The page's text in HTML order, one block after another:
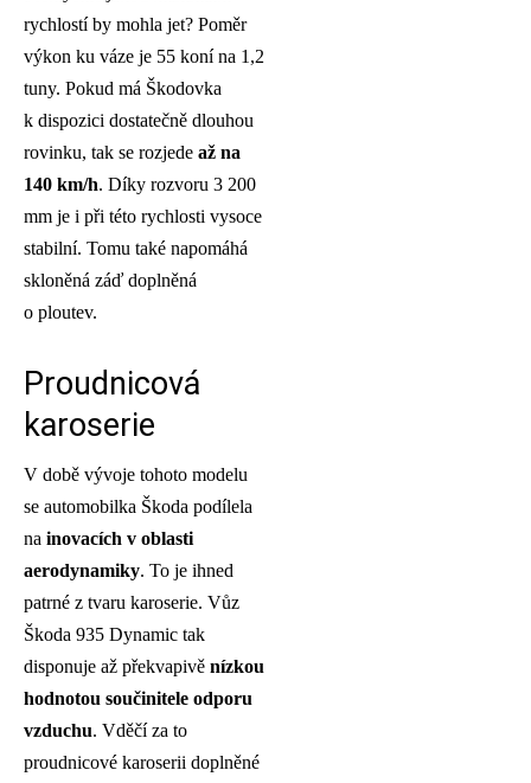
rychlostí by mohla jet? Poměr
výkon ku váze je 55 koní na 1,2
tuny. Pokud má Škodovka
k dispozici dostatečně dlouhou
rovinku, tak se rozjede až na
140 km/h. Díky rozvoru 3 200
mm je i při této rychlosti vysoce
stabilní. Tomu také napomáhá
skloněná záď doplněná
o ploutev.
Proudnicová
karoserie
V době vývoje tohoto modelu
se automobilka Škoda podílela
na inovacích v oblasti
aerodynamiky. To je ihned
patrné z tvaru karoserie. Vůz
Škoda 935 Dynamic tak
disponuje až překvapivě nízkou
hodnotou součinitele odporu
vzduchu. Vděčí za to
proudnicové karoserii doplněné